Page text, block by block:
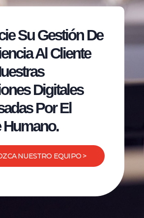
Su Gestión De
Al Cliente
Digitales
Por El
Humano.
NUESTRO EQUIPO >